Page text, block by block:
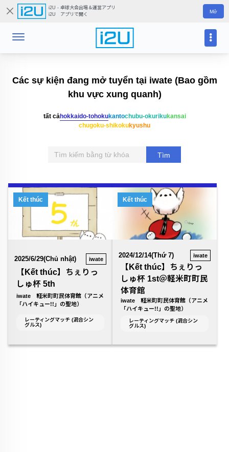
i2U - 卓球大会出場＆運営アプリ
i2U アプリで開く
Mở
Các sự kiện đang mở tuyển tại iwate (Bao gồm
khu vực xung quanh)
tất cảhokkaido-tohokukantochubu-okurikukansai
chugoku-shikokukyushu
Tìm
Kết thúc
2025/6/29(Chủ nhật) iwate
【Kết thúc】ちぇりっ
しゅ杯 5th
iwate 軽米町町民体育館（アニメ
「ハイキュー!!」の聖地）
レーティングマッチ (混合シン
グルス)
Kết thúc
2024/12/14(Thứ 7) iwate
【Kết thúc】ちぇりっ
しゅ杯 1st＠軽米町町民
体育館
iwate 軽米町町民体育館（アニメ
「ハイキュー!!」の聖地）
レーティングマッチ (混合シン
グルス)